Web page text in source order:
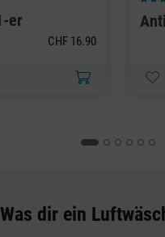
von 5 von 5 Sternen
er
CHF 16.90
Was dir ein